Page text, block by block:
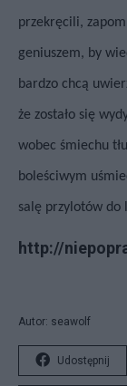
przekręcili,
geniuszem, by
bardzo chcą
że zostało się
wobec śmiechu
boleściwym
salę przylotów do
http://
Autor: seawolf
Udostępnij